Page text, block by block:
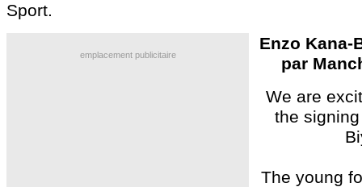
Sport.
emplacement publicitaire
Enzo Kana-
par
We are
the
The young